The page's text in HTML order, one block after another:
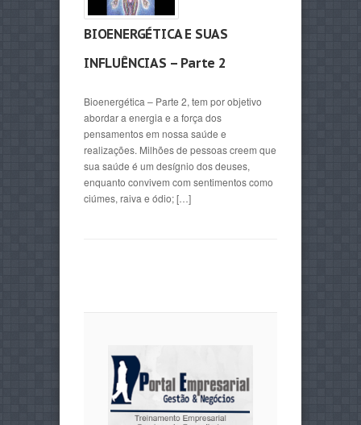
BIOENERGÉTICA E SUAS
INFLUÊNCIAS – Parte 2
Bioenergética – Parte 2, tem por objetivo
abordar a energia e a força dos
pensamentos em nossa saúde e
realizações. Milhões de pessoas creem que
sua saúde é um desígnio dos deuses,
enquanto convivem com sentimentos como
ciúmes, raiva e ódio; […]